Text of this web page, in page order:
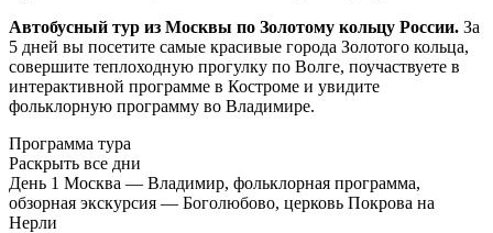
Автобусный тур из Москвы по Золотому кольцу России. За
5 дней вы посетите самые красивые города Золотого кольца,
совершите теплоходную прогулку по Волге, поучаствуете в
интерактивной программе в Костроме и увидите
фольклорную программу во Владимире.
Программа тура
Раскрыть все дни
День 1 Москва — Владимир, фольклорная программа,
обзорная экскурсия — Боголюбово, церковь Покрова на
Нерли